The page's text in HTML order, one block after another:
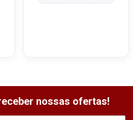
nossas ofertas!